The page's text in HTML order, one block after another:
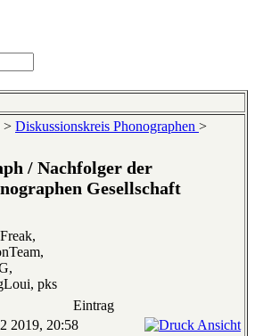
> Diskussionskreis Phonographen >
/ Nachfolger der
Gesellschaft
pks
Eintrag
2019, 20:58